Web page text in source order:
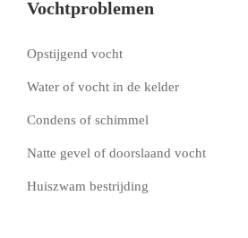
Vochtproblemen
Opstijgend vocht
Water of vocht in de kelder
Condens of schimmel
Natte gevel of doorslaand vocht
Huiszwam bestrijding